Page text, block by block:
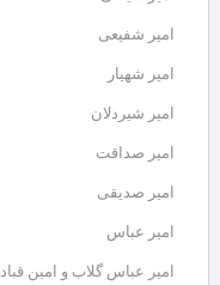
امیر شفیعی
امیر شهیار
امیر شیردلان
امیر صداقت
امیر صدیقی
امیر عباس
امیر عباس گلاب و امین قباد